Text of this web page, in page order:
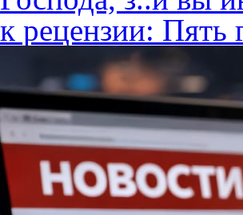
к рецензии: Пять